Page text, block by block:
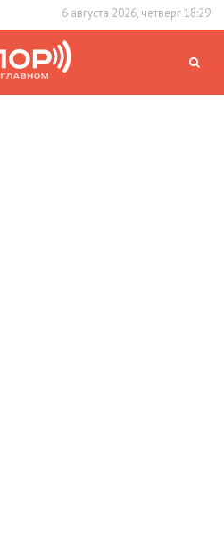
6 августа 2026, четверг 18:29